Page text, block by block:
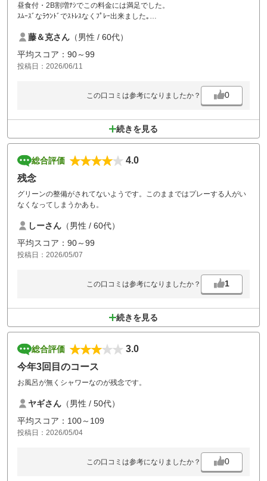
昼食付・2B割増ﾅｼでこの料金には満足でした。
ｽﾑｰｽﾞなﾗｳﾝﾄﾞでｽﾄﾚｽなくﾌﾟﾚｰ出来ました｡
藤＆克さん （男性 / 60代）
平均スコア：90～99
投稿日：2026/06/11
この口コミは参考になりましたか？ 0
続きを見る
総合評価
4.0
残念
グリーンの整備がされてないようです。このままではプレーする人がい
なくなってしまうかあも。
しーさん （男性 / 60代）
平均スコア：90～99
投稿日：2026/05/07
この口コミは参考になりましたか？ 1
続きを見る
総合評価
3.0
今年3回目のコース
お風呂が無くシャワーなのが残念です。
ヤギさん （男性 / 50代）
平均スコア：100～109
投稿日：2026/05/04
この口コミは参考になりましたか？ 0